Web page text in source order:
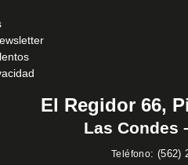
El Regidor 66,
Las Condes
Teléfono: (562)